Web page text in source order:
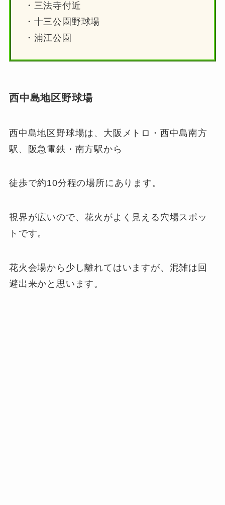
・三法寺付近
・十三公園野球場
・浦江公園
西中島地区野球場
西中島地区野球場は、大阪メトロ・西中島南方
駅、阪急電鉄・南方駅から
徒歩で約10分程の場所にあります。
視界が広いので、花火がよく見える穴場スポッ
トです。
花火会場から少し離れてはいますが、混雑は回
避出来かと思います。